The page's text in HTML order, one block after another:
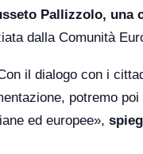
Pallizzolo, una
dalla Comunità
il dialogo con i
potremo
ed europee»,